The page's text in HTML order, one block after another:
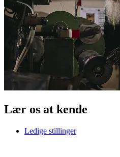
Lær os at kende
Ledige stillinger